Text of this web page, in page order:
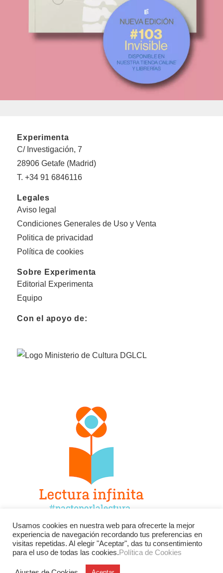
Experimenta
C/ Investigación, 7
28906 Getafe (Madrid)
T. +34 91 6846116
Legales
Aviso legal
Condiciones Generales de Uso y Venta
Politica de privacidad
Política de cookies
Sobre Experimenta
Editorial Experimenta
Equipo
Con el apoyo de:
Facebook Twitter
Instagram
YouTube
LinkedIn Contacto
Usamos cookies en nuestra web para ofrecerte la mejor
experiencia de navegación recordando tus preferencias en
visitas repetidas. Al elegir "Aceptar", das tu consentimiento
para el uso de todas las cookies.Política de Cookies